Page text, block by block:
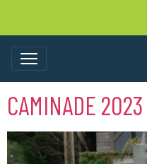
CAMINADE